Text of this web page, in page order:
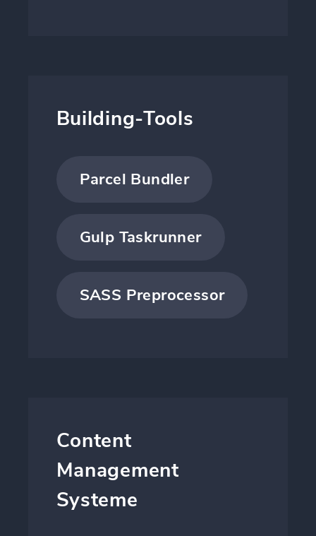
Building-Tools
Parcel Bundler
Gulp Taskrunner
SASS Preprocessor
Content
Management
Systeme